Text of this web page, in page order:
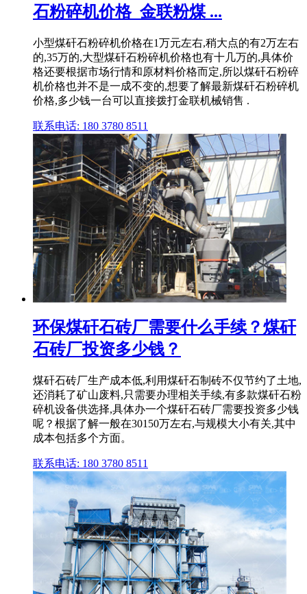
石粉碎机价格_金联粉煤 ...
小型煤矸石粉碎机价格在1万元左右,稍大点的有2万左右
的,35万的,大型煤矸石粉碎机价格也有十几万的,具体价
格还要根据市场行情和原材料价格而定,所以煤矸石粉碎
机价格也并不是一成不变的,想要了解最新煤矸石粉碎机
价格,多少钱一台可以直接拨打金联机械销售 .
联系电话: 180 3780 8511
环保煤矸石砖厂需要什么手续？煤矸
石砖厂投资多少钱？
煤矸石砖厂生产成本低,利用煤矸石制砖不仅节约了土地,
还消耗了矿山废料,只需要办理相关手续,有多款煤矸石粉
碎机设备供选择,具体办一个煤矸石砖厂需要投资多少钱
呢？根据了解一般在30150万左右,与规模大小有关,其中
成本包括多个方面。
联系电话: 180 3780 8511